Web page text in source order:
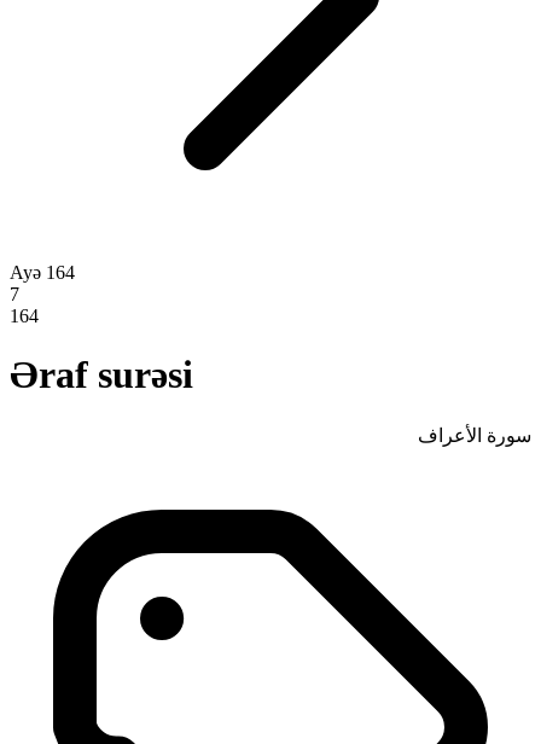
Ayə 164
7
164
Əraf surəsi
سورة الأعراف